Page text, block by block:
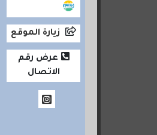
زيارة الموقع
عرض رقم
الاتصال